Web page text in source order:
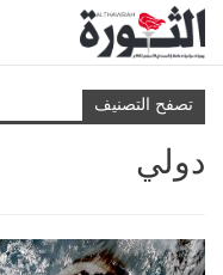
تصفح التصنيف
دولي